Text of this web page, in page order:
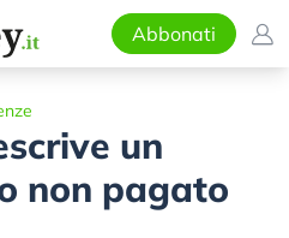
Abbonati
un
non pagato